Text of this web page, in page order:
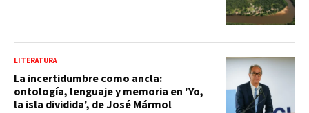
LITERATURA
La incertidumbre como ancla:
ontología, lenguaje y memoria en 'Yo,
la isla dividida', de José Mármol